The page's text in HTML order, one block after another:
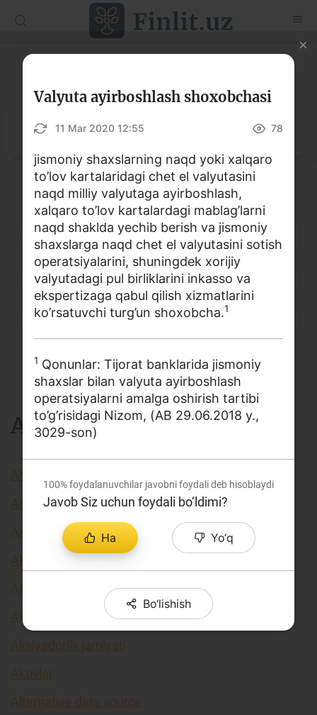
Рус
Maqolalar
O‘quv qo‘llanmalar
Lug‘at
Moliyaviy savodxonlik bo‘yicha kitoblar
Video
Loyihalar
Interaktiv xizmatlar
Fotogalereya
Loyiha haqida
Kengaytirilgan qidiruv
Sayt xaritasi
Lug‘at
A B D E F G
I J K L M N
P Q R S C
V X Y Z ...
A
Aholi daromadlari
Airdrop
Akkreditiv
Akseleratorlar
Aksiya
Aksiya kursi
Aksiyadorlik jamiyati
Aktivlar
Alternative data source
Valyuta ayirboshlash shoxobchasi
11 Mar 2020 12:55 78
jismoniy shaxslarning naqd yoki xalqaro
to’lov kartalaridagi chet el valyutasini
naqd milliy valyutaga ayirboshlash,
xalqaro to’lov kartalardagi mablag’larni
naqd shaklda yechib berish va jismoniy
shaxslarga naqd chet el valyutasini sotish
operatsiyalarini, shuningdek xorijiy
valyutadagi pul birliklarini inkasso va
ekspertizaga qabul qilish xizmatlarini
ko’rsatuvchi turg’un shoxobcha.1
1 Qonunlar: Tijorat banklarida jismoniy
shaxslar bilan valyuta ayirboshlash
operatsiyalarni amalga oshirish tartibi
to’g’risidagi Nizom, (АВ 29.06.2018 y.,
3029-son)
100%foydalanuvchilar javobni foydali deb hisoblaydi
Javob Siz uchun foydali bo‘ldimi?
Ha Yo‘q
Bo‘lishish